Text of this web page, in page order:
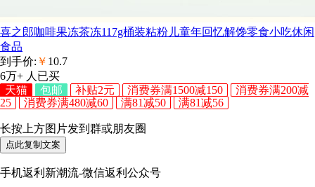
喜之郎咖啡果冻茶冻117g桶装粘粉儿童年回忆解馋零食小吃休闲
食品
到手价: ￥ 10.7
6万+ 人已买
天猫
包邮 补贴2元 消费券满1500减150
消费券满200减
25
消费券满480减60 满81减50 满81减56
长按上方图片发到群或朋友圈
点此复制文案
手机返利新潮流-微信返利公众号